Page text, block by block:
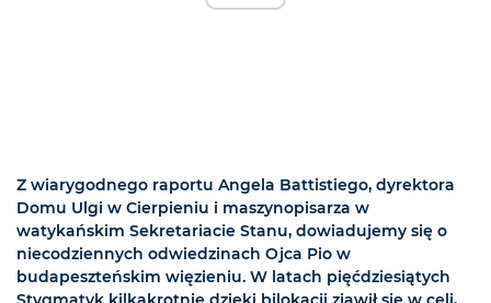
Z wiarygodnego raportu Angela Battistiego, dyrektora
Domu Ulgi w Cierpieniu i maszynopisarza w
watykańskim Sekretariacie Stanu, dowiadujemy się o
niecodziennych odwiedzinach Ojca Pio w
budapeszteńskim więzieniu. W latach pięćdziesiątych